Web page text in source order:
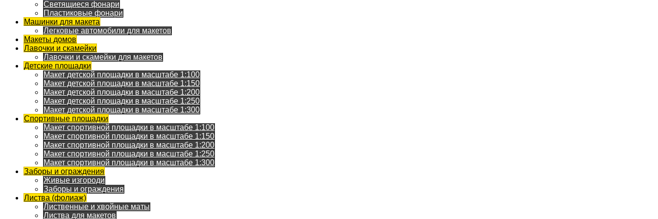
Светящиеся фонари
Пластиковые фонари
Машинки для макета
Легковые автомобили для макетов
Макеты домов
Лавочки и скамейки
Лавочки и скамейки для макетов
Детские площадки
Макет детской площадки в масштабе 1:100
Макет детской площадки в масштабе 1:150
Макет детской площадки в масштабе 1:200
Макет детской площадки в масштабе 1:250
Макет детской площадки в масштабе 1:300
Спортивные площадки
Макет спортивной площадки в масштабе 1:100
Макет спортивной площадки в масштабе 1:150
Макет спортивной площадки в масштабе 1:200
Макет спортивной площадки в масштабе 1:250
Макет спортивной площадки в масштабе 1:300
Заборы и ограждения
Живые изгороди
Заборы и ограждения
Листва (фолиаж)
Лиственные и хвойные маты
Листва для макетов